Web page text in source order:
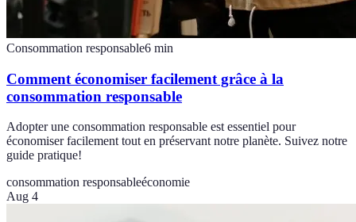
Consommation responsable6 min
Comment économiser facilement grâce à la
consommation responsable
Adopter une consommation responsable est essentiel pour
économiser facilement tout en préservant notre planète. Suivez notre
guide pratique!
consommation responsableéconomie
Aug 4